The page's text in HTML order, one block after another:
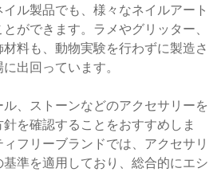
ル製品でも、様々なネイルアート
ができます。ラメやグリッター、
料も、動物実験を行わずに製造さ
出回っています。
、ストーンなどのアクセサリーを
を確認することをおすすめしま
フリーブランドでは、アクセサリ
準を適用しており、総合的にエシ